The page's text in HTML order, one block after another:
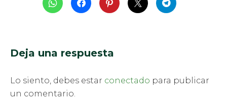
Deja una respuesta
Lo siento, debes estar conectado para publicar
un comentario.